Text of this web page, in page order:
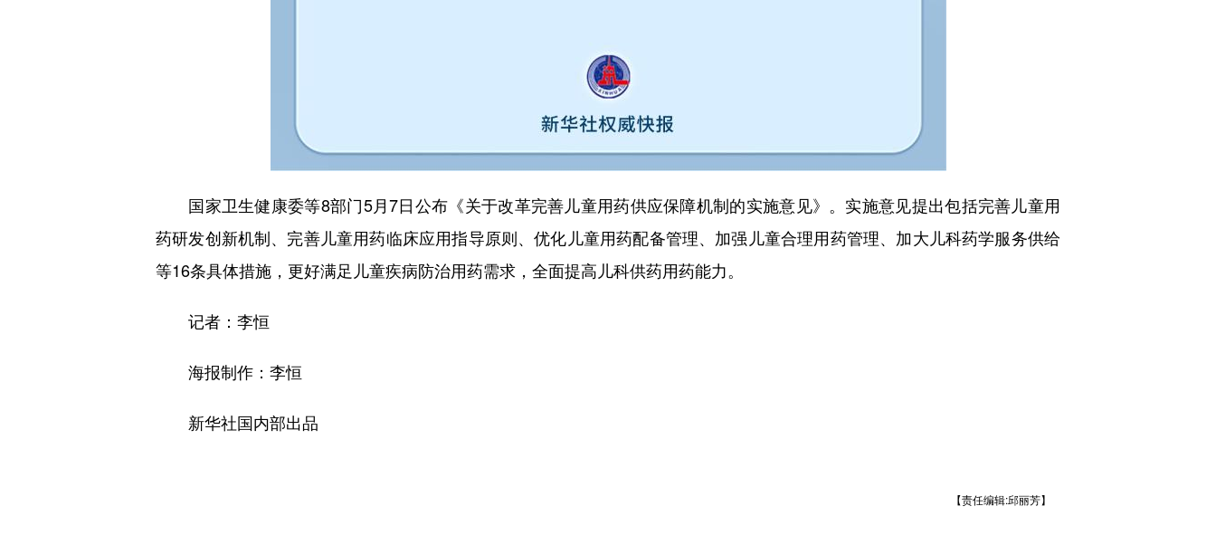
国家卫生健康委等8部门5月7日公布《关于改革完善儿童用药供应保障机制的实施意见》。实施意见提出包括完善儿童用
药研发创新机制、完善儿童用药临床应用指导原则、优化儿童用药配备管理、加强儿童合理用药管理、加大儿科药学服务供给
等16条具体措施，更好满足儿童疾病防治用药需求，全面提高儿科供药用药能力。
记者：李恒
海报制作：李恒
新华社国内部出品
【责任编辑:邱丽芳】